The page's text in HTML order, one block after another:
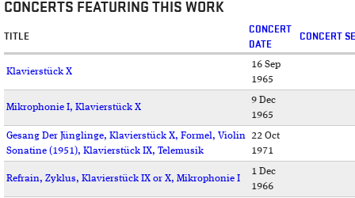
CONCERTS FEATURING THIS WORK
TITLE
CONCERT
DATE
CONCERT
Klavierstück X
16 Sep
1965
Mikrophonie I, Klavierstück X
9 Dec
1965
Gesang Der Jünglinge, Klavierstück X, Formel, Violin
Sonatine (1951), Klavierstück IX, Telemusik
22 Oct
1971
Refrain, Zyklus, Klavierstück IX or X, Mikrophonie I
1 Dec
1966